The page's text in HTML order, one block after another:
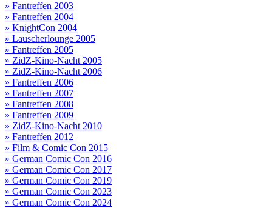
» Fantreffen 2003
» Fantreffen 2004
» KnightCon 2004
» Lauscherlounge 2005
» Fantreffen 2005
» ZidZ-Kino-Nacht 2005
» ZidZ-Kino-Nacht 2006
» Fantreffen 2006
» Fantreffen 2007
» Fantreffen 2008
» Fantreffen 2009
» ZidZ-Kino-Nacht 2010
» Fantreffen 2012
» Film & Comic Con 2015
» German Comic Con 2016
» German Comic Con 2017
» German Comic Con 2019
» German Comic Con 2023
» German Comic Con 2024